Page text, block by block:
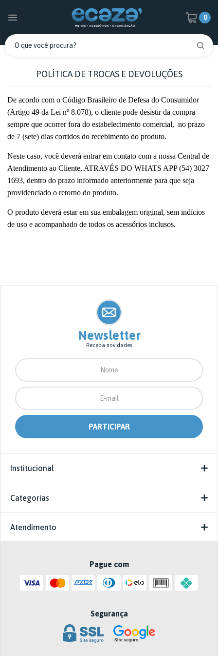
0
POLÍTICA DE TROCAS E DEVOLUÇÕES
De acordo com o Código Brasileiro de Defesa do Consumidor
(Artigo 49 da Lei nº 8.078), o cliente pode desistir da compra
sempre que ocorrer fora do estabelecimento comercial, no prazo
de 7 (sete) dias corridos do recebimento do produto.
Neste caso, você deverá entrar em contato com a nossa Central de
Atendimento ao Cliente, ATRAVÉS DO WHATS APP (54) 3027
1693, dentro do prazo informado anteriormente para que seja
providenciado o retorno do produto.
O produto deverá estar em sua embalagem original, sem indícios
de uso e acompanhado de todos os acessórios inclusos.
Newsletter
Receba novidades
Institucional
Categorias
Atendimento
Pague com
Segurança